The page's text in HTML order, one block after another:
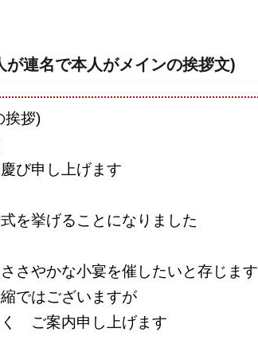
が連名で本人がメインの挨拶文)
拶)
び申し上げます
を挙げることになりました
さやかな小宴を催したいと存じます
ではございますが
ご案内申し上げます